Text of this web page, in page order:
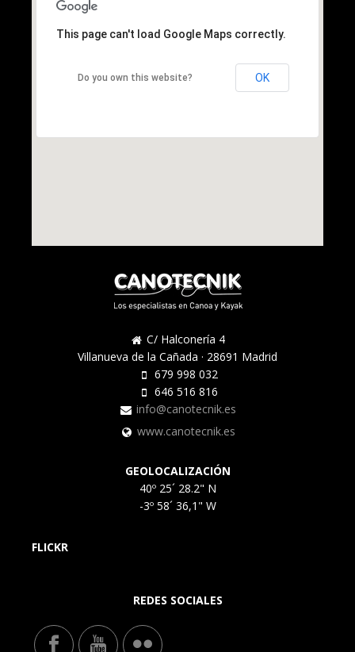
This page can't load Google Maps correctly.
Do you own this website? OK
C/ Halconería 4
Villanueva de la Cañada · 28691 Madrid
679 998 032
646 516 816
info@canotecnik.es
www.canotecnik.es
GEOLOCALIZACIÓN
40º 25´ 28.2" N
-3º 58´ 36,1" W
FLICKR
REDES SOCIALES